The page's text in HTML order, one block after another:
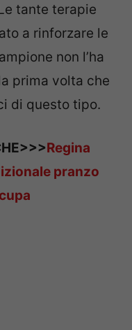
tante terapie
a rinforzare le
non l’ha
prima volta che
di questo tipo.
Regina
pranzo